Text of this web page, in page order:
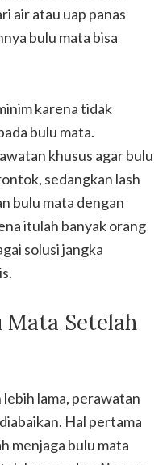
air atau uap panas
bulu mata bisa
karena tidak
bulu mata.
khusus agar bulu
sedangkan lash
bulu mata dengan
itulah banyak orang
solusi jangka
Setelah
lama, perawatan
Hal pertama
menjaga bulu mata